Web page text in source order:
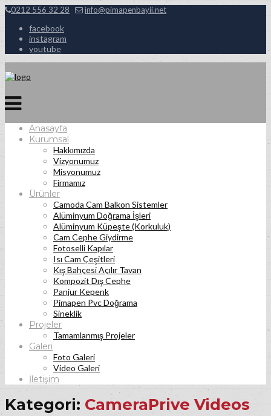
0212 556 32 28 info@pimapenbayii.net
facebook
instagram
youtube
Anasayfa
Kurumsal
Hakkımızda
Vizyonumuz
Misyonumuz
Firmamız
Ürünler
Camoda Cam Balkon Sistemler
Alüminyum Doğrama İşleri
Alüminyum Küpeşte (Korkuluk)
Cam Cephe Giydirme
Fotoselli Kapılar
Isı Cam Çeşitleri
Kış Bahçesi Açılır Tavan
Kompozit Dış Cephe
Panjur Kepenk
Pimapen Pvc Doğrama
Sineklik
Projeler
Tamamlanmış Projeler
Galeri
Foto Galeri
Video Galeri
İletişim
Kategori: CameraPrive Videos